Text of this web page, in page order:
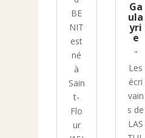
BE
NIT
est
né
à
Sain
t-
Flo
ur
Ga
ula
yri
e
"
Les
écri
vain
s de
LAS